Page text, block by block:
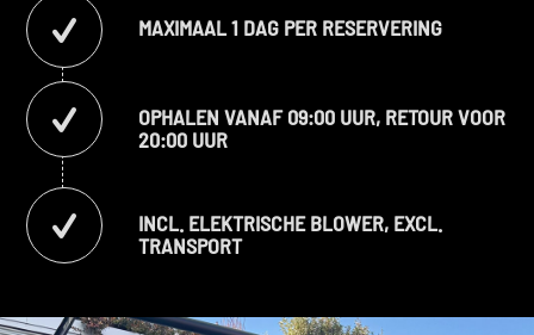
MAXIMAAL 1 DAG PER RESERVERING
OPHALEN VANAF 09:00 UUR, RETOUR VOOR
20:00 UUR
INCL. ELEKTRISCHE BLOWER, EXCL.
TRANSPORT